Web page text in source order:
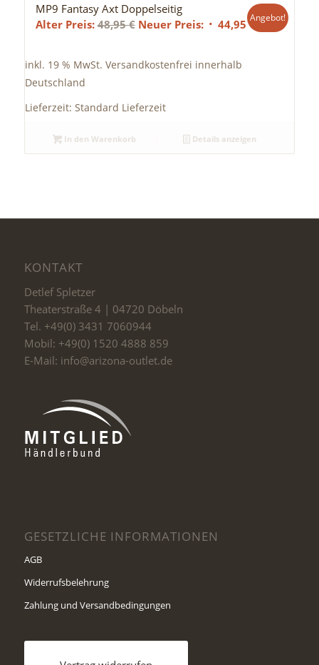
MP9 Fantasy Axt Doppelseitig
Alter Preis: 48,95€ Ursprünglicher
war:
Neuer Preis: 44,95€Aktueller
Angebot!
inkl. 19 % MwSt. Versandkostenfrei innerhalb
Deutschland
Lieferzeit: Standard Lieferzeit
In den Warenkorb Details anzeigen
KONTAKT
Detlef Spletzer
Theaterstraße 4 | 04720 Döbeln
Tel. +49(0) 3431 7060944
Mobil: +49(0) 1520 4888 859
E-Mail: info@arizona-outlet.de
GESETZLICHE INFORMATIONEN
AGB
Widerrufsbelehrung
Zahlung und Versandbedingungen